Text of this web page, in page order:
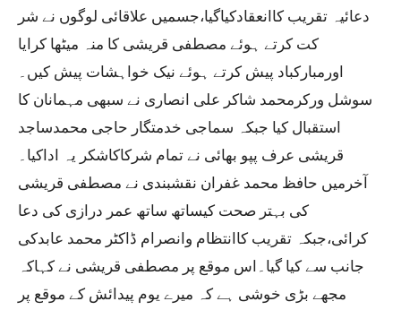
دعائیہ تقریب کاانعقادکیاگیا،جسمیں علاقائی لوگوں نے شر
کت کرتے ہوئے مصطفی قریشی کا منہ میٹھا کرایا
اورمبارکباد پیش کرتے ہوئے نیک خواہشات پیش کیں۔
سوشل ورکرمحمد شاکر علی انصاری نے سبھی مہمانان کا
استقبال کیا جبکہ سماجی خدمتگار حاجی محمدساجد
قریشی عرف پپو بھائی نے تمام شرکاکاشکر یہ اداکیا۔
آخرمیں حافظ محمد غفران نقشبندی نے مصطفی قریشی
کی بہتر صحت کیساتھ ساتھ عمر درازی کی دعا
کرائی،جبکہ تقریب کاانتظام وانصرام ڈاکٹر محمد عابدکی
جانب سے کیا گیا۔اس موقع پر مصطفی قریشی نے کہاکہ
مجھے بڑی خوشی ہے کہ میرے یوم پیدائش کے موقع پر